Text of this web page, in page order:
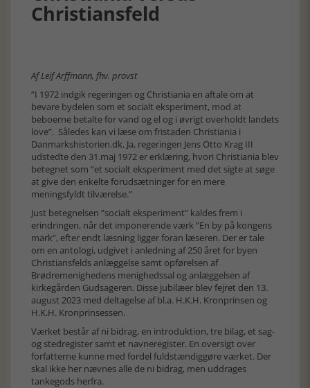
Christiansfeld
Af Leif Arffmann, fhv. provst
”I 1972 indgik regeringen og Christiania en aftale om at
bevare bydelen som et socialt eksperiment, mod at
beboerne betalte for vand og el og i øvrigt overholdt landets
love”. Således kan vi læse om fristaden Christiania i
Danmarkshistorien.dk. Ja, regeringen Jens Otto Krag III
udstedte den 31.maj 1972 er erklæring, hvori Christiania blev
betegnet som ”et socialt eksperiment med det sigte at søge
at give den enkelte forudsætninger for en mere
meningsfyldt tilværelse.”
Just betegnelsen ”socialt eksperiment” kaldes frem i
erindringen, når det imponerende værk ”En by på kongens
mark”, efter endt læsning ligger foran læseren. Der er tale
om en antologi, udgivet i anledning af 250 året for byen
Christiansfelds anlæggelse samt opførelsen af
Brødremenighedens menighedssal og anlæggelsen af
kirkegården Gudsageren. Disse jubilæer blev fejret den 13.
august 2023 med deltagelse af bl.a. H.K.H. Kronprinsen og
H.K.H. Kronprinsessen.
Værket består af ni bidrag, en introduktion, tre bilag, et sag-
og stedregister samt et navneregister. En oversigt over
forfatterne kunne med fordel fuldstændiggøre værket. Der
skal ikke her nævnes alle de ni bidrag, men uddrages
tankegods herfra.